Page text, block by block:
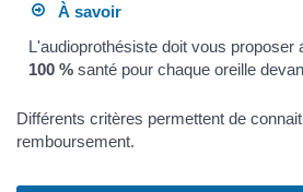
À savoir
L'audioprothésiste doit vous proposer
100 % santé pour chaque oreille
Différents critères permettent de
remboursement.